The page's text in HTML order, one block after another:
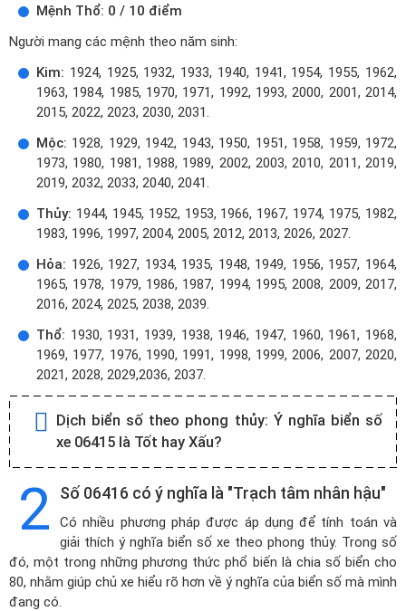
Mệnh Thổ: 0 / 10 điểm
Người mang các mệnh theo năm sinh:
Kim: 1924, 1925, 1932, 1933, 1940, 1941, 1954, 1955, 1962,
1963, 1984, 1985, 1970, 1971, 1992, 1993, 2000, 2001, 2014,
2015, 2022, 2023, 2030, 2031.
Mộc: 1928, 1929, 1942, 1943, 1950, 1951, 1958, 1959, 1972,
1973, 1980, 1981, 1988, 1989, 2002, 2003, 2010, 2011, 2019,
2019, 2032, 2033, 2040, 2041.
Thủy: 1944, 1945, 1952, 1953, 1966, 1967, 1974, 1975, 1982,
1983, 1996, 1997, 2004, 2005, 2012, 2013, 2026, 2027.
Hỏa: 1926, 1927, 1934, 1935, 1948, 1949, 1956, 1957, 1964,
1965, 1978, 1979, 1986, 1987, 1994, 1995, 2008, 2009, 2017,
2016, 2024, 2025, 2038, 2039.
Thổ: 1930, 1931, 1939, 1938, 1946, 1947, 1960, 1961, 1968,
1969, 1977, 1976, 1990, 1991, 1998, 1999, 2006, 2007, 2020,
2021, 2028, 2029,2036, 2037.
Dịch biển số theo phong thủy: Ý nghĩa biển số
xe 06415 là Tốt hay Xấu?
2 Số 06416 có ý nghĩa là "Trạch tâm nhân hậu"
Có nhiều phương pháp được áp dụng để tính toán và
giải thích ý nghĩa biển số xe theo phong thủy. Trong số
đó, một trong những phương thức phổ biến là chia số biển cho
80, nhằm giúp chủ xe hiểu rõ hơn về ý nghĩa của biển số mà mình
đang có.